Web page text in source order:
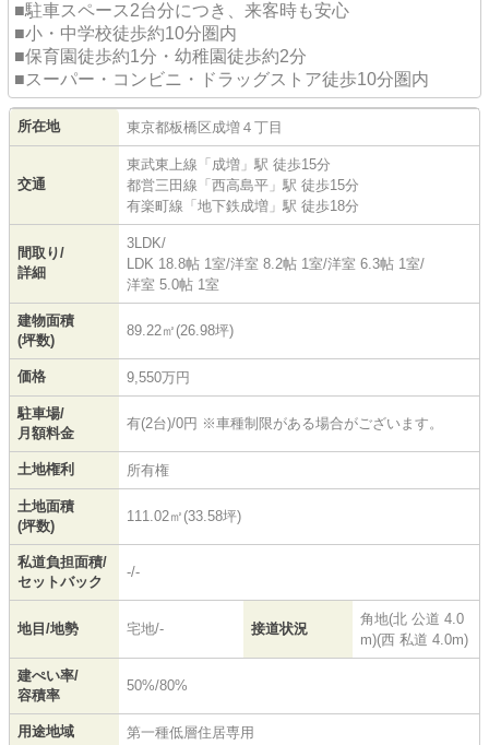
■駐車スペース2台分につき、来客時も安心
■小・中学校徒歩約10分圏内
■保育園徒歩約1分・幼稚園徒歩約2分
■スーパー・コンビニ・ドラッグストア徒歩10分圏内
所在地 東京都板橋区成増 ４丁目
交通
東武東上線 「 成増 」駅 徒歩15分
都営三田線 「 西高島平 」駅 徒歩15分
有楽町線 「 地下鉄成増 」駅 徒歩18分
間取り/
詳細
3LDK/
LDK 18.8帖 1室/洋室 8.2帖 1室/洋室 6.3帖 1室/
洋室 5.0帖 1室
建物面積
(坪数)
89.22㎡(26.98坪)
価格 9,550万円
駐車場/
月額料金
有(2台)/0円 ※車種制限がある場合がございます。
土地権利 所有権
土地面積
(坪数)
111.02㎡(33.58坪)
私道負担面積/
セットバック
-/-
地目/地勢 宅地/- 接道状況
角地(北 公道 4.0
m)(西 私道 4.0m)
建ぺい率/
容積率
50%/80%
用途地域 第一種低層住居専用